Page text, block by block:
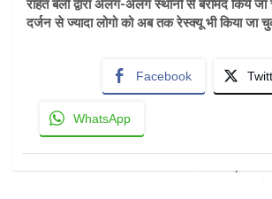
राहत बलों द्वारा अलग-अलग स्थानों से बरामद किये
दर्जन से ज्यादा लोगो को अब तक रेस्क्यू भी किया जा
Facebook
WhatsApp